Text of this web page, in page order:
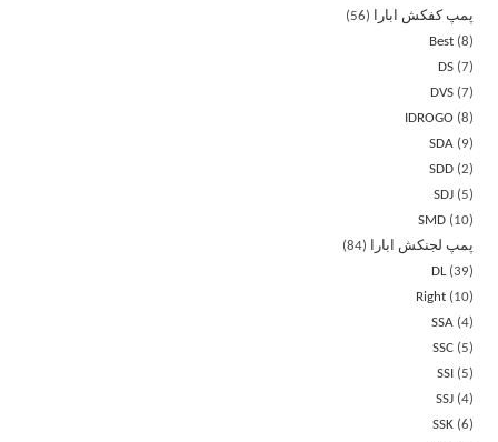
پمپ کفکش ابارا
56
Best 8
DS 7
DVS 7
IDROGO
8
SDA
9
SDD 2
SDJ
5
SMD
10
پمپ لجنکش ابارا
84
DL 39
Right
10
SSA 4
SSC
5
SSI
5
SSJ 4
SSK 6